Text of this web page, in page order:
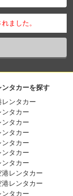
ました。
ンタカーを探す
ンタカー
タカー
タカー
ンタカー
ンタカー
タカー
タカー
レンタカー
レンタカー
タカー